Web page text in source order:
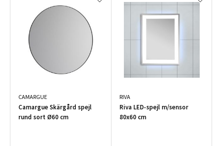
CAMARGUE
Camargue Skärgård spejl
rund sort Ø60 cm
RIVA
Riva LED-spejl m/sensor
80x60 cm